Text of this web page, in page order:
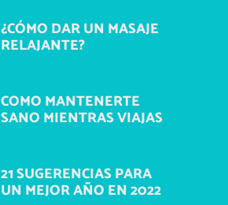
¿CÓMO DAR UN MASAJE
RELAJANTE?
COMO MANTENERTE
SANO MIENTRAS VIAJAS
21 SUGERENCIAS PARA
UN MEJOR AÑO EN 2022